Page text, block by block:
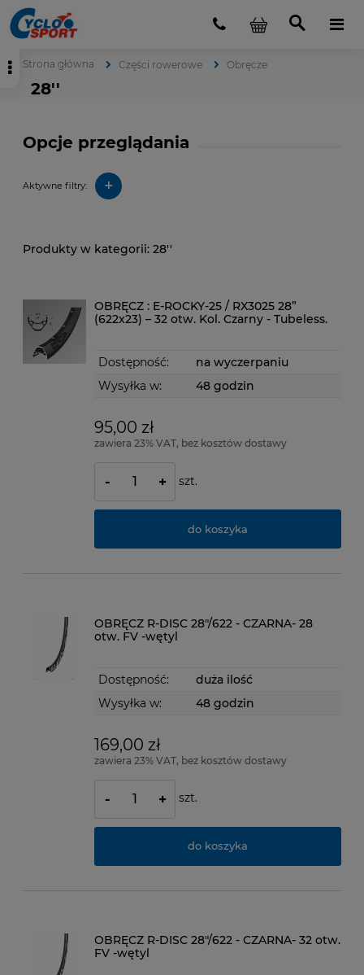
Strona główna Części rowerowe Obręcze
28''
Opcje przeglądania
Aktywne filtry: +
28''
OBRĘCZ : E-ROCKY-25 / RX3025 28”
(622x23) – 32 otw. Kol. Czarny - Tubeless.
Dostępność:
na wyczerpaniu
Wysyłka w:
48 godzin
95,00 zł
zawiera 23% VAT, bez kosztów dostawy
- + szt.
do koszyka
OBRĘCZ R-DISC 28"/622 - CZARNA- 28
otw. FV -wętyl
Dostępność:
duża ilość
Wysyłka w:
48 godzin
169,00 zł
zawiera 23% VAT, bez kosztów dostawy
- + szt.
do koszyka
OBRĘCZ R-DISC 28"/622 - CZARNA- 32 otw.
FV -wętyl